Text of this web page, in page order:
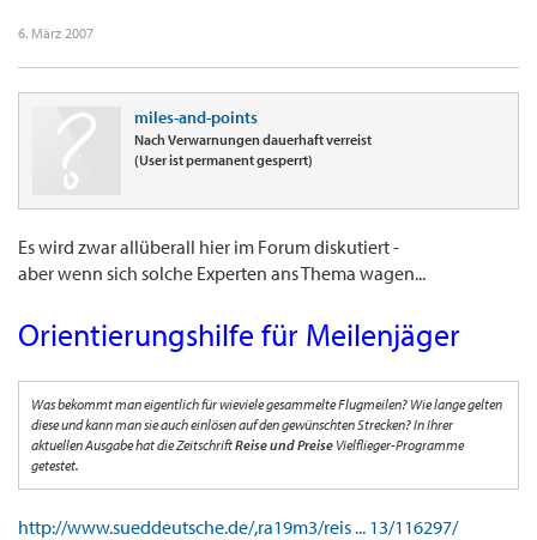
6. März 2007
miles-and-points
Nach Verwarnungen dauerhaft verreist
(User ist permanent gesperrt)
Es wird zwar allüberall hier im Forum diskutiert -
aber wenn sich solche Experten ans Thema wagen...
Orientierungshilfe für Meilenjäger
Was bekommt man eigentlich für wieviele gesammelte Flugmeilen? Wie lange gelten
diese und kann man sie auch einlösen auf den gewünschten Strecken? In Ihrer
aktuellen Ausgabe hat die ZeitschriftReise und Preise Vielflieger-Programme
getestet.
http://www.sueddeutsche.de/,ra19m3/reis ... 13/116297/